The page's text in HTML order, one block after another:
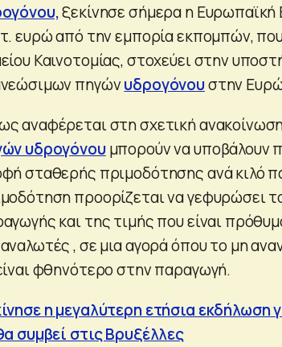
ξεκίνησε σήμερα η
ευρώ από την εμπορία εκπομπών,
Καινοτομίας, στοχεύει στην
πηγώνυδρογόνουστην
αναφέρεται στη σχετική
υδρογόνουμπορούν να υποβάλουν
σταθερής πριμοδότησης ανά κιλό
προορίζεται να γεφυρώσει
και της τιμής που είναι
, σε μια αγορά όπου το μη
φθηνότερο στην παραγωγή.
η μεγαλύτερη ετήσια
συμβεί στις Βρυξέλλες